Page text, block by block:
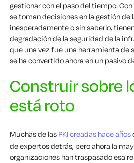
gestionar con el paso del tiempo.
se toman decisiones en la gestión de
inesperadamente o sin saberlo,
degradación de la seguridad de la
que una vez fue una herramienta
se ha convertido ahora en un pasivo
Construir sobre
está roto
Muchas de las PKI creadas hace años
de expertos detrás, pero ahora la
organizaciones han traspasado esa